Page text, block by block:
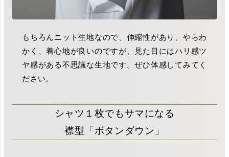
もちろんニット生地なので、伸縮性があり、やらわ
かく、着心地が良いのですが、見た目にはハリ感ツ
ヤ感がある不思議な生地です。ぜひ体感してみてく
ださい。
シャツ１枚でもサマになる
襟型「ボタンダウン」